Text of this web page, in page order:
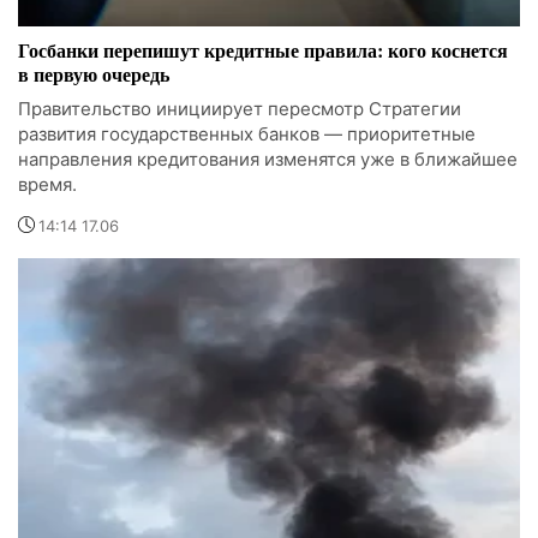
Госбанки перепишут кредитные правила: кого коснется
в первую очередь
Правительство инициирует пересмотр Стратегии
развития государственных банков — приоритетные
направления кредитования изменятся уже в ближайшее
время.
14:14 17.06